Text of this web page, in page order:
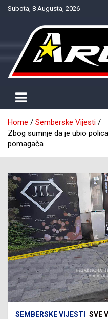
SkipSubota, 8 Augusta, 2026
NTV Arena
Home
Semberske Vijesti
Zbog sumnje da je ubio
pomagača
SEMBERSKE VIJESTI SVE